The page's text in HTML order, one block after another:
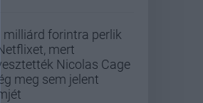
milliárd forintra perlik
Netflixet, mert
Nicolas Cage
meg sem jelent